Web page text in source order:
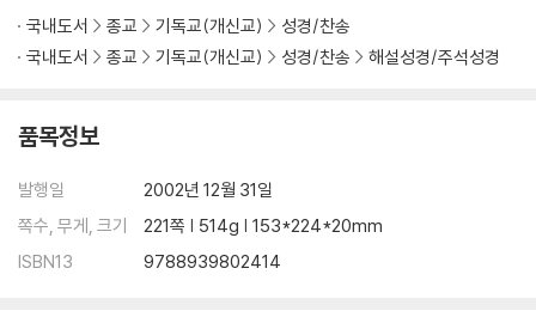
국내도서 종교 기독교(개신교)
성경/찬송
국내도서
종교 기독교(개신교) 성경/찬송 해설성경/주석성경
품목정보
발행일
2002년 12월 31일
쪽수, 무게, 크기
221쪽 | 514g | 153*224*20mm
ISBN13
9788939802414